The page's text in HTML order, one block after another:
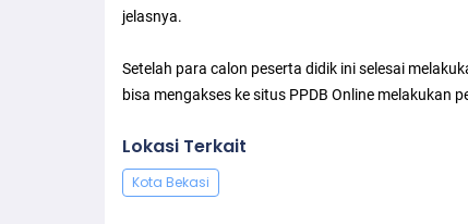
jelasnya.
Setelah para calon peserta didik ini selesai
bisa mengakses ke situs PPDB Online melakukan
Lokasi Terkait
Kota Bekasi